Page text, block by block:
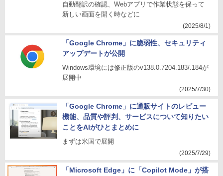
自動翻訳の確認、Webアプリで作業状態を保って
新しい画面を開く時などに
(2025/8/1)
「Google Chrome」に脆弱性、セキュリティ
アップデートが公開
Windows環境には修正版のv138.0.7204.183/.184が
展開中
(2025/7/30)
「Google Chrome」に通販サイトのレビュー
機能、品質や評判、サービスについて知りたい
ことをAIがひとまとめに
まずは米国で展開
(2025/7/29)
「Microsoft Edge」に「Copilot Mode」が搭